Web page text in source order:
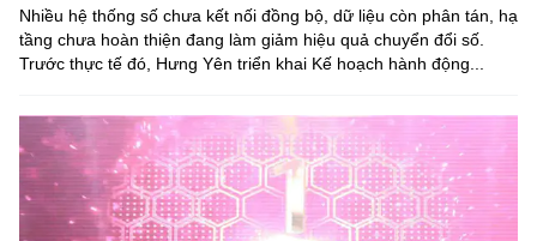
Nhiều hệ thống số chưa kết nối đồng bộ, dữ liệu còn phân tán, hạ
tầng chưa hoàn thiện đang làm giảm hiệu quả chuyển đổi số.
Trước thực tế đó, Hưng Yên triển khai Kế hoạch hành động...